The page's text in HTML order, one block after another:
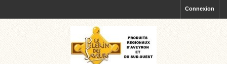
Connexion